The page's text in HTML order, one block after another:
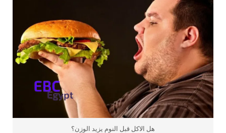
هل الاكل قبل النوم يزيد الوزن؟